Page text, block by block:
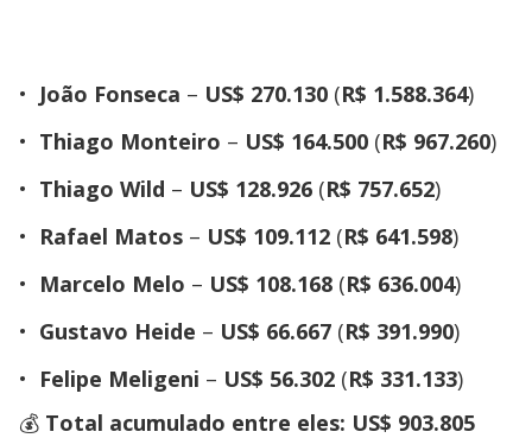
João Fonseca – US$ 270.130 (R$ 1.588.364)
Thiago Monteiro – US$ 164.500 (R$ 967.260)
Thiago Wild – US$ 128.926 (R$ 757.652)
Rafael Matos – US$ 109.112 (R$ 641.598)
Marcelo Melo – US$ 108.168 (R$ 636.004)
Gustavo Heide – US$ 66.667 (R$ 391.990)
Felipe Meligeni – US$ 56.302 (R$ 331.133)
💰 Total acumulado entre eles: US$ 903.805